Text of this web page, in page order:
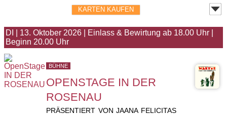
KARTEN KAUFEN
DI 13. Oktober 2026 Einlass & Bewirtung ab 18.00 Uhr
Beginn 20.00 Uhr
BÜHNE
OPENSTAGE IN DER
ROSENAU
PRÄSENTIERT VON JAANA FELICITAS